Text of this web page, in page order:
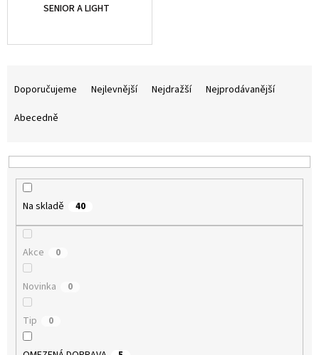
SENIOR A LIGHT
p
Doporučujeme Nejlevnější Nejdražší
Nejprodávanější
Abecedně
Na skladě 40
Akce 0
Novinka 0
Tip 0